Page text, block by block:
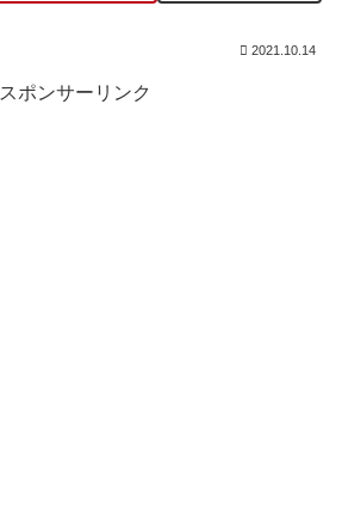
2021.10.14
スポンサーリンク